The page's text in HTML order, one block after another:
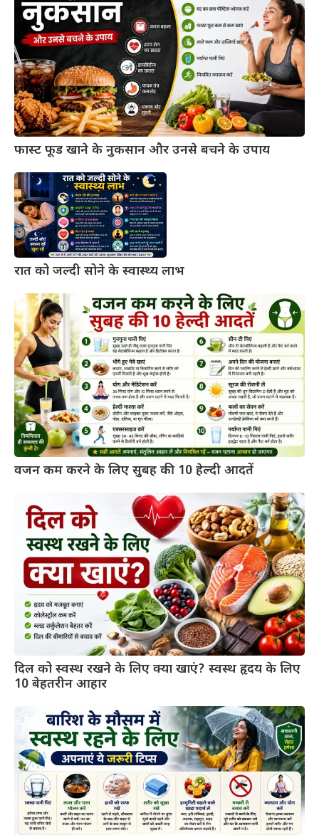
फास्ट फूड खाने के नुकसान और उनसे बचने के उपाय
रात को जल्दी सोने के स्वास्थ्य लाभ
वजन कम करने के लिए सुबह की 10 हेल्दी आदतें
दिल को स्वस्थ रखने के लिए क्या खाएं? स्वस्थ हृदय के लिए
10 बेहतरीन आहार